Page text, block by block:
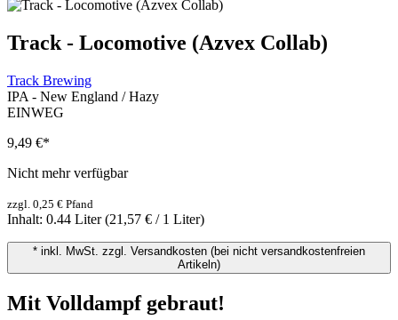
Track - Locomotive (Azvex Collab)
Track Brewing
IPA - New England / Hazy
EINWEG
9,49 €*
Nicht mehr verfügbar
zzgl. 0,25 € Pfand
Inhalt: 0.44 Liter(21,57 € / 1 Liter)
* inkl. MwSt. zzgl. Versandkosten (bei nicht versandkostenfreien
Artikeln)
Mit Volldampf gebraut!